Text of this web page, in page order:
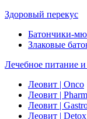
Здоровый перекус
Батончики-
Злаковые
Лечебное питание
Леовит | Onco
Леовит |
Леовит |
Леовит | Detox